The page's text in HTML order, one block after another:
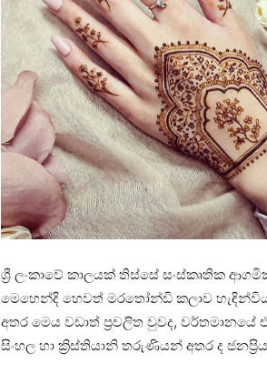
ශ්‍රී ලංකාවේ කාල­යක් තිස්සේ සංස්කෘ­තික
මෙහෙන්දි හෙවත් මර­තෝන්ඩි කලාව
අතර මෙය වඩාත් ප්‍රච­ලිත වුවද,
සිංහල හා ක්‍රිස්ති­යානි තරු­ණි­යන් අතර ද